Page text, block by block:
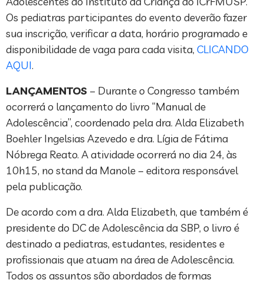
Os pediatras participantes do evento deverão fazer
sua inscrição, verificar a data, horário programado e
disponibilidade de vaga para cada visita, CLICANDO
AQUI.
LANÇAMENTOS – Durante o Congresso também
ocorrerá o lançamento do livro “Manual de
Adolescência”, coordenado pela dra. Alda Elizabeth
Boehler Ingelsias Azevedo e dra. Lígia de Fátima
Nóbrega Reato. A atividade ocorrerá no dia 24, às
10h15, no stand da Manole – editora responsável
pela publicação.
De acordo com a dra. Alda Elizabeth, que também é
presidente do DC de Adolescência da SBP, o livro é
destinado a pediatras, estudantes, residentes e
profissionais que atuam na área de Adolescência.
Todos os assuntos são abordados de formas